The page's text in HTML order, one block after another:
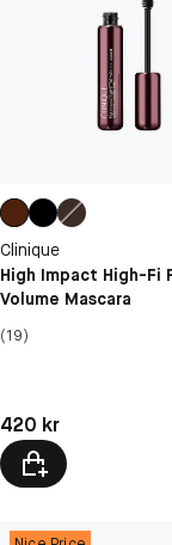
Clinique
High Impact High-Fi
Volume Mascara
(19)
Pris: 420 kr
420 kr